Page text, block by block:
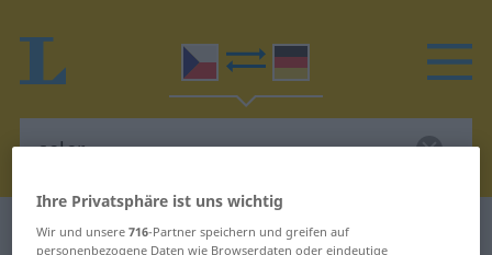
Tschechisch-Deutsch Wörterbuch celer
Ihre Privatsphäre ist uns wichtig
Wir und unsere716-Partner speichern und greifen auf
personenbezogene Daten wie Browserdaten oder eindeutige